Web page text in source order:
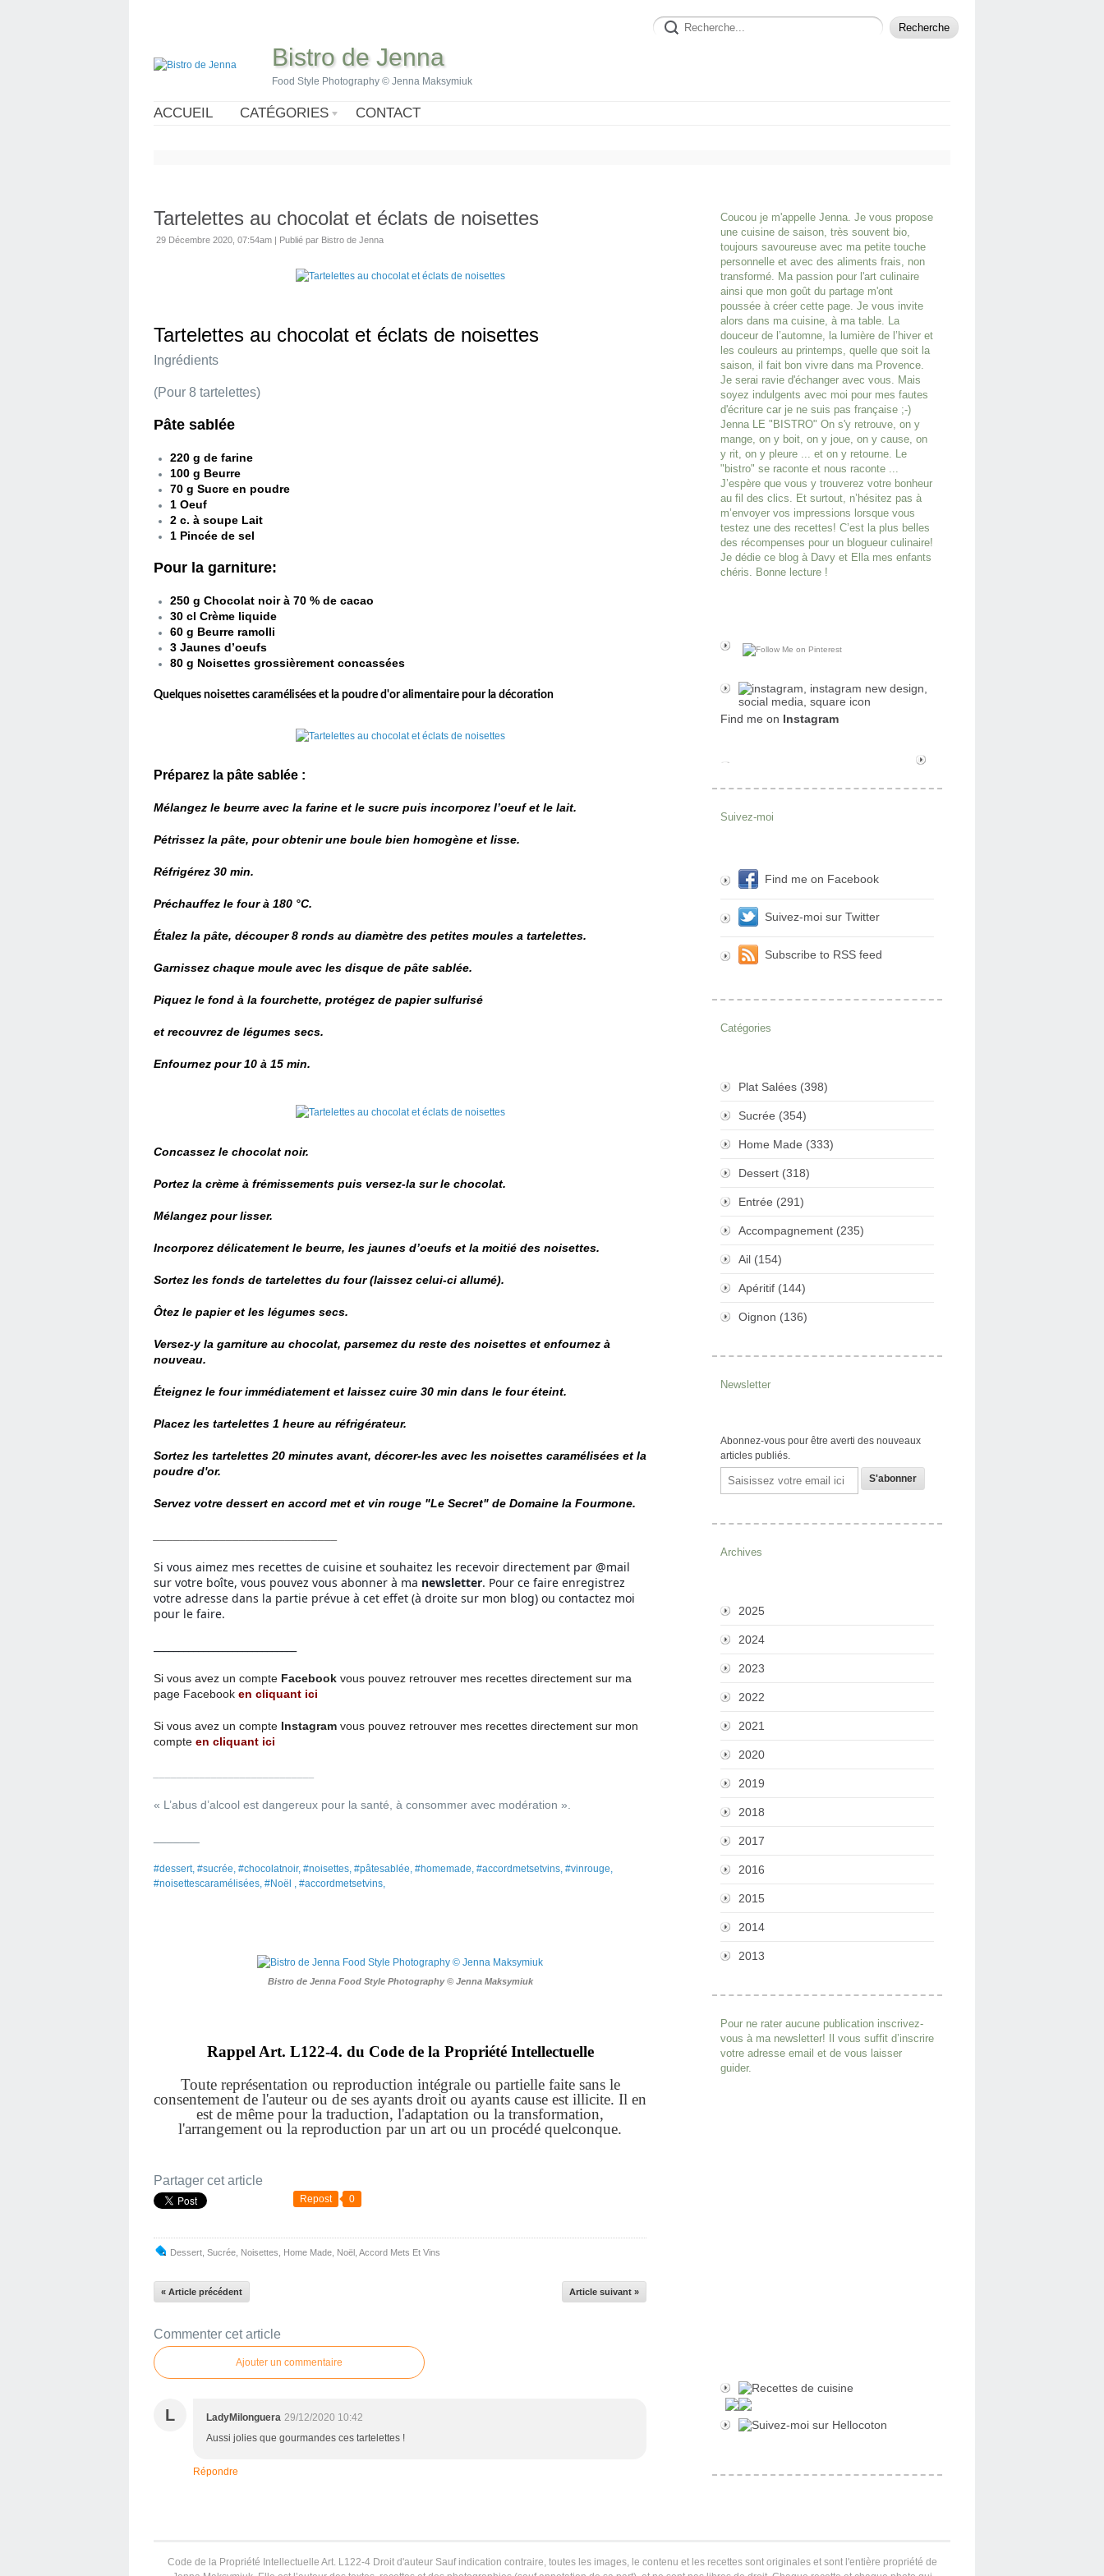
Bistro de Jenna
Food Style Photography © Jenna Maksymiuk
ACCUEIL CATÉGORIES CONTACT
Tartelettes au chocolat et éclats de noisettes
29 Décembre 2020, 07:54am | Publié par Bistro de Jenna
Tartelettes au chocolat et éclats de noisettes
Ingrédients
(Pour 8 tartelettes)
Pâte sablée
220 g de farine
100 g Beurre
70 g Sucre en poudre
1 Oeuf
2 c. à soupe Lait
1 Pincée de sel
Pour la garniture:
250 g Chocolat noir à 70 % de cacao
30 cl Crème liquide
60 g Beurre ramolli
3 Jaunes d’oeufs
80 g Noisettes grossièrement concassées
Quelques noisettes caramélisées et la poudre d'or alimentaire pour la décoration
Préparez la pâte sablée :
Mélangez le beurre avec la farine et le sucre puis incorporez l’oeuf et le lait.
Pétrissez la pâte, pour obtenir une boule bien homogène et lisse.
Réfrigérez 30 min.
Préchauffez le four à 180 °C.
Étalez la pâte, découper 8 ronds au diamètre des petites moules a tartelettes.
Garnissez chaque moule avec les disque de pâte sablée.
Piquez le fond à la fourchette, protégez de papier sulfurisé
et recouvrez de légumes secs.
Enfournez pour 10 à 15 min.
Concassez le chocolat noir.
Portez la crème à frémissements puis versez-la sur le chocolat.
Mélangez pour lisser.
Incorporez délicatement le beurre, les jaunes d’oeufs et la moitié des noisettes.
Sortez les fonds de tartelettes du four (laissez celui-ci allumé).
Ôtez le papier et les légumes secs.
Versez-y la garniture au chocolat, parsemez du reste des noisettes et enfournez à
nouveau.
Éteignez le four immédiatement et laissez cuire 30 min dans le four éteint.
Placez les tartelettes 1 heure au réfrigérateur.
Sortez les tartelettes 20 minutes avant, décorer-les avec les noisettes caramélisées et la
poudre d'or.
Servez votre dessert en accord met et vin rouge "Le Secret" de Domaine la Fourmone.
Si vous aimez mes recettes de cuisine et souhaitez les recevoir directement par @mail
sur votre boîte, vous pouvez vous abonner à ma newsletter. Pour ce faire enregistrez
votre adresse dans la partie prévue à cet effet (à droite sur mon blog) ou contactez moi
pour le faire.
Si vous avez un compte Facebook vous pouvez retrouver mes recettes directement sur ma
page Facebook en cliquant ici
Si vous avez un compte Instagram vous pouvez retrouver mes recettes directement sur mon
compte en cliquant ici
« L’abus d’alcool est dangereux pour la santé, à consommer avec modération ».
#dessert, #sucrée, #chocolatnoir, #noisettes, #pâtesablée, #homemade, #accordmetsetvins, #vinrouge,
#noisettescaramélisées, #Noël , #accordmetsetvins,
Bistro de Jenna Food Style Photography © Jenna Maksymiuk
Rappel Art. L122-4. du Code de la Propriété Intellectuelle
Toute représentation ou reproduction intégrale ou partielle faite sans le
consentement de l'auteur ou de ses ayants droit ou ayants cause est illicite. Il en
est de même pour la traduction, l'adaptation ou la transformation,
l'arrangement ou la reproduction par un art ou un procédé quelconque.
Partager cet article
Repost 0
Dessert Sucrée Noisettes Home Made Noël Accord Mets Et Vins
« Article précédent Article suivant »
Commenter cet article
Ajouter un commentaire
L LadyMilonguera 29/12/2020 10:42
Aussi jolies que gourmandes ces tartelettes !
Répondre
Coucou je m'appelle Jenna. Je vous propose
une cuisine de saison, très souvent bio,
toujours savoureuse avec ma petite touche
personnelle et avec des aliments frais, non
transformé. Ma passion pour l'art culinaire
ainsi que mon goût du partage m'ont
poussée à créer cette page. Je vous invite
alors dans ma cuisine, à ma table. La
douceur de l’automne, la lumière de l’hiver et
les couleurs au printemps, quelle que soit la
saison, il fait bon vivre dans ma Provence.
Je serai ravie d'échanger avec vous. Mais
soyez indulgents avec moi pour mes fautes
d'écriture car je ne suis pas française ;-)
Jenna LE "BISTRO" On s'y retrouve, on y
mange, on y boit, on y joue, on y cause, on
y rit, on y pleure ... et on y retourne. Le
"bistro" se raconte et nous raconte ...
J’espère que vous y trouverez votre bonheur
au fil des clics. Et surtout, n’hésitez pas à
m’envoyer vos impressions lorsque vous
testez une des recettes! C’est la plus belles
des récompenses pour un blogueur culinaire!
Je dédie ce blog à Davy et Ella mes enfants
chéris. Bonne lecture !
Find me on Instagram
Suivez-moi
Find me on Facebook
Suivez-moi sur Twitter
Subscribe to RSS feed
Catégories
Plat Salées (398)
Sucrée (354)
Home Made (333)
Dessert (318)
Entrée (291)
Accompagnement (235)
Ail (154)
Apéritif (144)
Oignon (136)
Newsletter
Abonnez-vous pour être averti des nouveaux
articles publiés.
Email
Archives
2025
2024
2023
2022
2021
2020
2019
2018
2017
2016
2015
2014
2013
Pour ne rater aucune publication inscrivez-
vous à ma newsletter! Il vous suffit d’inscrire
votre adresse email et de vous laisser
guider.
Code de la Propriété Intellectuelle Art. L122-4 Droit d'auteur Sauf indication contraire, toutes les images, le contenu et les recettes sont originales et sont l'entière propriété de